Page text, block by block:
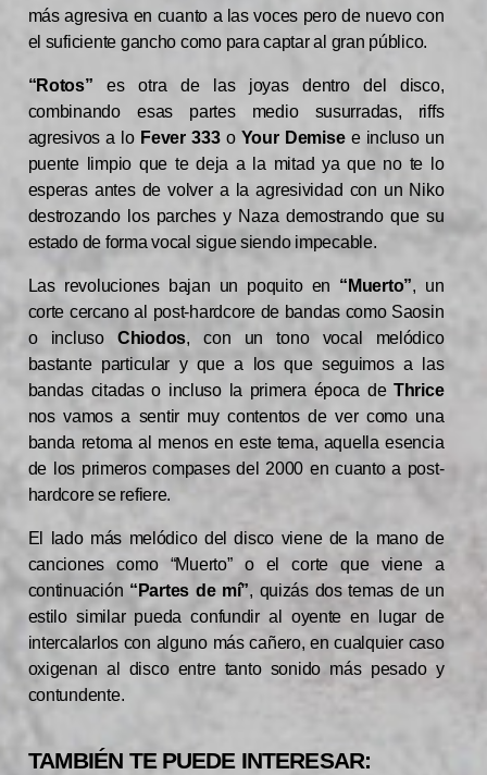
más agresiva en cuanto a las voces pero de nuevo con
el suficiente gancho como para captar al gran público.
“Rotos” es otra de las joyas dentro del disco,
combinando esas partes medio susurradas, riffs
agresivos a lo Fever 333o Your Demisee incluso un
puente limpio que te deja a la mitad ya que no te lo
esperas antes de volver a la agresividad con un Niko
destrozando los parches y Naza demostrando que su
estado de forma vocal sigue siendo impecable.
Las revoluciones bajan un poquito en “Muerto”, un
corte cercano al post-hardcore de bandas como Saosin
o inclusoChiodos, con un tono vocal melódico
bastante particular y que a los que seguimos a las
bandas citadas o incluso la primera época deThrice
nos vamos a sentir muy contentos de ver como una
banda retoma al menos en este tema, aquella esencia
de los primeros compases del 2000 en cuanto a post-
hardcore se refiere.
El lado más melódico del disco viene de la mano de
canciones como “Muerto” o el corte que viene a
continuación “Partes de mí”, quizás dos temas de un
estilo similar pueda confundir al oyente en lugar de
intercalarlos con alguno más cañero, en cualquier caso
oxigenan al disco entre tanto sonido más pesado y
contundente.
TAMBIÉN TE PUEDE INTERESAR: